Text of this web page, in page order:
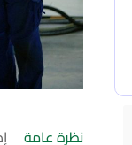
نظرة عامة